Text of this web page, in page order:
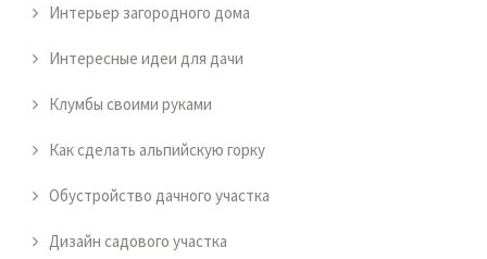
Интерьер загородного дома
Интересные идеи для дачи
Клумбы своими руками
Как сделать альпийскую горку
Обустройство дачного участка
Дизайн садового участка